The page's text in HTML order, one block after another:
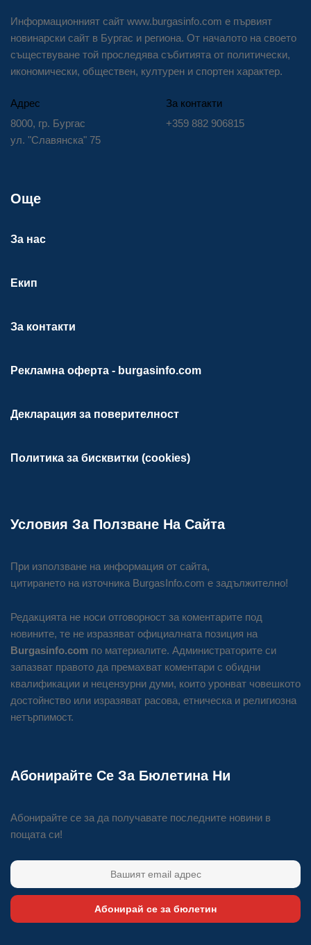
Информационният сайт www.burgasinfo.com е първият
новинарски сайт в Бургас и региона. От началото на своето
съществуване той проследява събитията от политически,
икономически, обществен, културен и спортен характер.
Адрес
8000, гр. Бургас
ул. "Славянска" 75
За контакти
+359 882 906815
Още
За нас
Екип
За контакти
Рекламна оферта - burgasinfo.com
Декларация за поверителност
Политика за бисквитки (cookies)
Условия За Ползване На Сайта
При използване на информация от сайта,
цитирането на източника BurgasInfo.com е задължително!
Редакцията не носи отговорност за коментарите под
новините, те не изразяват официалната позиция на
Burgasinfo.com по материалите. Администраторите си
запазват правото да премахват коментари с обидни
квалификации и нецензурни думи, които уронват човешкото
достойнство или изразяват расова, етническа и религиозна
нетърпимост.
Абонирайте Се За Бюлетина Ни
Абонирайте се за да получавате последните новини в
пощата си!
Абонирай се за бюлетин